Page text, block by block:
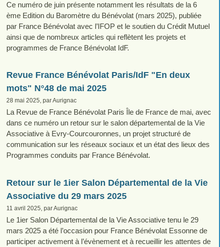
Ce numéro de juin présente notamment les résultats de la 6
ème Edition du Baromètre du Bénévolat (mars 2025), publiée
par France Bénévolat avec l’IFOP et le soutien du Crédit Mutuel
ainsi que de nombreux articles qui reflètent les projets et
programmes de France Bénévolat IdF.
Revue France Bénévolat Paris/IdF "En deux
mots" N°48 de mai 2025
28 mai 2025, par Aurignac
La Revue de France Bénévolat Paris Île de France de mai, avec
dans ce numéro un retour sur le salon départemental de la Vie
Associative à Evry-Courcouronnes, un projet structuré de
communication sur les réseaux sociaux et un état des lieux des
Programmes conduits par France Bénévolat.
Retour sur le 1ier Salon Départemental de la Vie
Associative du 29 mars 2025
11 avril 2025, par Aurignac
Le 1ier Salon Départemental de la Vie Associative tenu le 29
mars 2025 a été l’occasion pour France Bénévolat Essonne de
participer activement à l’évènement et à recueillir les attentes de